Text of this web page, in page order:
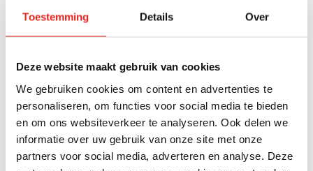
Toestemming Details Over
Deze website maakt gebruik van cookies
We gebruiken cookies om content en advertenties te
personaliseren, om functies voor social media te bieden
en om ons websiteverkeer te analyseren. Ook delen we
informatie over uw gebruik van onze site met onze
partners voor social media, adverteren en analyse. Deze
wilt u meer weten over onze producten? We
hebben een showroom die door de week